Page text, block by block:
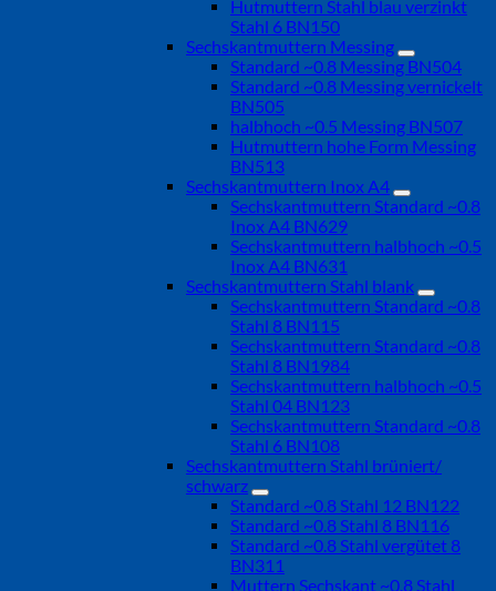
Hutmuttern Stahl blau verzinkt
Stahl 6 BN150
Sechskantmuttern Messing
Standard ~0.8 Messing BN504
Standard ~0.8 Messing vernickelt
BN505
halbhoch ~0.5 Messing BN507
Hutmuttern hohe Form Messing
BN513
Sechskantmuttern Inox A4
Sechskantmuttern Standard ~0.8
Inox A4 BN629
Sechskantmuttern halbhoch ~0.5
Inox A4 BN631
Sechskantmuttern Stahl blank
Sechskantmuttern Standard ~0.8
Stahl 8 BN115
Sechskantmuttern Standard ~0.8
Stahl 8 BN1984
Sechskantmuttern halbhoch ~0.5
Stahl 04 BN123
Sechskantmuttern Standard ~0.8
Stahl 6 BN108
Sechskantmuttern Stahl brüniert/
schwarz
Standard ~0.8 Stahl 12 BN122
Standard ~0.8 Stahl 8 BN116
Standard ~0.8 Stahl vergütet 8
BN311
Muttern Sechskant ~0.8 Stahl